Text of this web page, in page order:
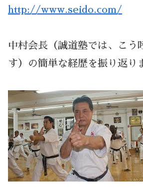
http://www.seido.com/
中村会長（誠道塾では、こう
す）の簡単な経歴を振り返り